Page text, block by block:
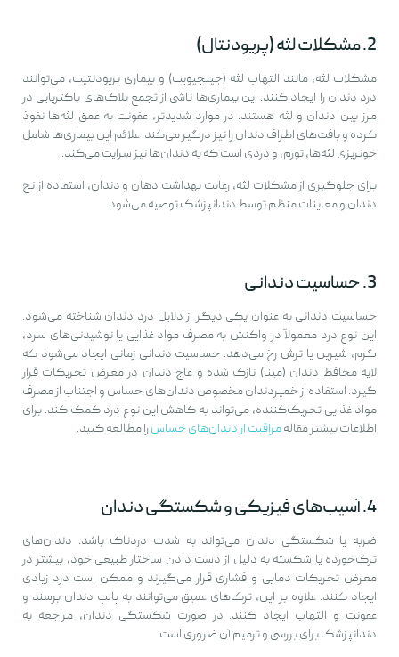
2. مشکلات لثه (پریودنتال)
مشکلات لثه، مانند التهاب لثه (جینجیویت) و بیماری پریودنتیت، می‌توانند
درد دندان را ایجاد کنند. این بیماری‌ها ناشی از تجمع پلاک‌های باکتریایی در
مرز بین دندان و لثه هستند. در موارد شدیدتر، عفونت به عمق لثه‌ها نفوذ
کرده و بافت‌های اطراف دندان را نیز درگیر می‌کند. علائم این بیماری‌ها شامل
خونریزی لثه‌ها، تورم، و دردی است که به دندان‌ها نیز سرایت می‌کند.
برای جلوگیری از مشکلات لثه، رعایت بهداشت دهان و دندان، استفاده از نخ
دندان و معاینات منظم توسط دندانپزشک توصیه می‌شود.
3. حساسیت دندانی
حساسیت دندانی به عنوان یکی دیگر از دلایل درد دندان شناخته می‌شود.
این نوع درد معمولاً در واکنش به مصرف مواد غذایی یا نوشیدنی‌های سرد،
گرم، شیرین یا ترش رخ می‌دهد. حساسیت دندانی زمانی ایجاد می‌شود که
لایه محافظ دندان (مینا) نازک شده و عاج دندان در معرض تحریکات قرار
گیرد. استفاده از خمیردندان مخصوص دندان‌های حساس و اجتناب از مصرف
مواد غذایی تحریک‌کننده، می‌تواند به کاهش این نوع درد کمک کند. برای
اطلاعات بیشتر مقالهمراقبت از دندان‌های حساسرا مطالعه کنید.
4. آسیب‌های فیزیکی و شکستگی دندان
ضربه یا شکستگی دندان می‌تواند به شدت دردناک باشد. دندان‌های
ترک‌خورده یا شکسته به دلیل از دست دادن ساختار طبیعی خود، بیشتر در
معرض تحریکات دمایی و فشاری قرار می‌گیرند و ممکن است درد زیادی
ایجاد کنند. علاوه بر این، ترک‌های عمیق می‌توانند به پالپ دندان برسند و
عفونت و التهاب ایجاد کنند. در صورت شکستگی دندان، مراجعه به
دندانپزشک برای بررسی و ترمیم آن ضروری است.